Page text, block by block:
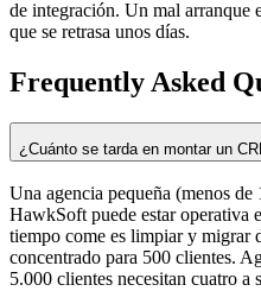
de integración. Un mal arranque
que se retrasa unos días.
Frequently Asked
¿Cuánto se tarda en montar un
Una agencia pequeña (menos
HawkSoft puede estar operativa
tiempo come es limpiar y migrar
concentrado para 500 clientes.
5.000 clientes necesitan cuatro a